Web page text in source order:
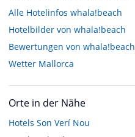
Alle Hotelinfos whala!beach
Hotelbilder von whala!beach
Bewertungen von whala!beach
Wetter Mallorca
Orte in der Nähe
Hotels Son Verí Nou